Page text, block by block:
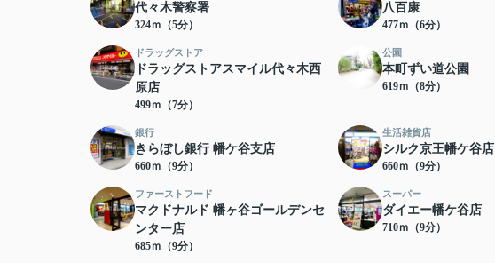
代々木警察署
324ｍ（5分）
八百康
477ｍ（6分）
ドラッグストア
ドラッグストアスマイル代々木西
原店
499ｍ（7分）
公園
本町ずい道公園
619ｍ（8分）
銀行
きらぼし銀行 幡ケ谷支店
660ｍ（9分）
生活雑貨店
シルク京王幡ケ谷店
660ｍ（9分）
ファーストフード
マクドナルド 幡ヶ谷ゴールデンセ
ンター店
685ｍ（9分）
スーパー
ダイエー幡ケ谷店
710ｍ（9分）